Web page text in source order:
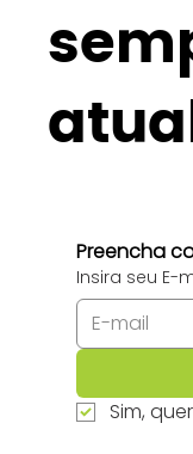
Preencha
Insira seu E-
Sim,